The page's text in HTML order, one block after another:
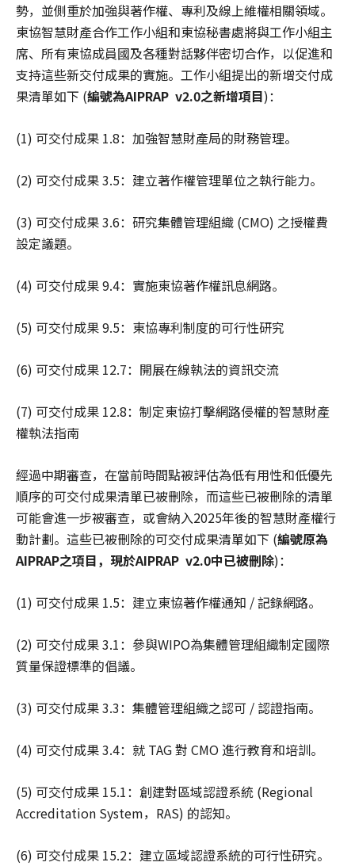
勢，並側重於加強與著作權、專利及線上維權相關領域。
東協智慧財產合作工作小組和東協秘書處將與工作小組主
席、所有東協成員國及各種對話夥伴密切合作，以促進和
支持這些新交付成果的實施。工作小組提出的新增交付成
果清單如下 (編號為AIPRAP v2.0之新增項目)：
(1) 可交付成果 1.8：加強智慧財產局的財務管理。
(2) 可交付成果 3.5：建立著作權管理單位之執行能力。
(3) 可交付成果 3.6：研究集體管理組織 (CMO) 之授權費
設定議題。
(4) 可交付成果 9.4：實施東協著作權訊息網路。
(5) 可交付成果 9.5：東協專利制度的可行性研究
(6) 可交付成果 12.7：開展在線執法的資訊交流
(7) 可交付成果 12.8：制定東協打擊網路侵權的智慧財產
權執法指南
經過中期審查，在當前時間點被評估為低有用性和低優先
順序的可交付成果清單已被刪除，而這些已被刪除的清單
可能會進一步被審查，或會納入2025年後的智慧財產權行
動計劃。這些已被刪除的可交付成果清單如下 (編號原為
AIPRAP之項目，現於AIPRAP v2.0中已被刪除)：
(1) 可交付成果 1.5：建立東協著作權通知 / 記錄網路。
(2) 可交付成果 3.1：參與WIPO為集體管理組織制定國際
質量保證標準的倡議。
(3) 可交付成果 3.3：集體管理組織之認可 / 認證指南。
(4) 可交付成果 3.4：就 TAG 對 CMO 進行教育和培訓。
(5) 可交付成果 15.1：創建對區域認證系統 (Regional
Accreditation System，RAS) 的認知。
(6) 可交付成果 15.2：建立區域認證系統的可行性研究。